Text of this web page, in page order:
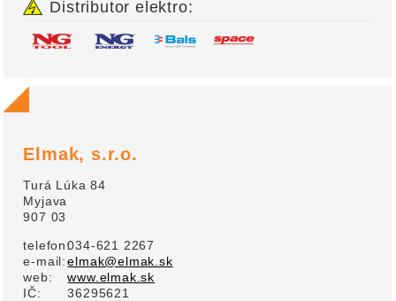
Distributor elektro:
Elmak, s.r.o.
Turá Lúka 84
Myjava
907 03
telefon:034-621 2267
e-mail: elmak@elmak.sk
web:
www.elmak.sk
IČ:
36295621